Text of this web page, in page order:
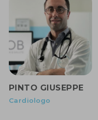
PINTO GIUSEPPE
Cardiologo